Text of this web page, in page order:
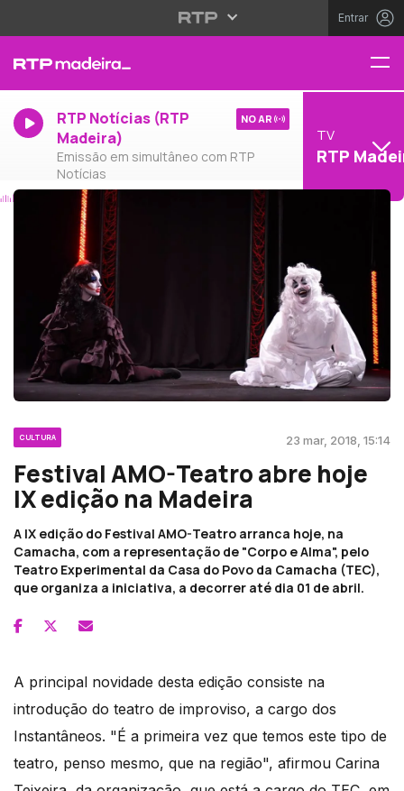
Entrar
RTP Notícias (RTP
Madeira)
Emissão em simultâneo com RTP
Notícias
NO AR
TV
RTP
CULTURA 23 mar, 2018, 15:14
Festival AMO-Teatro abre hoje
IX edição na Madeira
A IX edição do Festival AMO-Teatro arranca hoje, na
Camacha, com a representação de "Corpo e Alma", pelo
Teatro Experimental da Casa do Povo da Camacha (TEC),
que organiza a iniciativa, a decorrer até dia 01 de abril.
A principal novidade desta edição consiste na
introdução do teatro de improviso, a cargo dos
Instantâneos. "É a primeira vez que temos este tipo de
teatro, penso mesmo, que na região", afirmou Carina